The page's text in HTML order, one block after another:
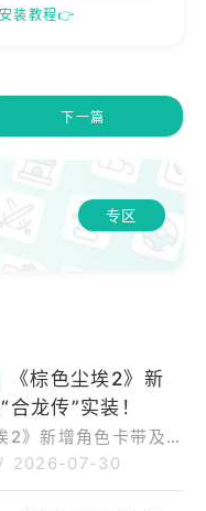
装教程👉
下一篇
专区
《棕色尘埃2》新
合龙传”实装！
2》新增角色卡带及服
株式会社（总
/ 2026-07-30